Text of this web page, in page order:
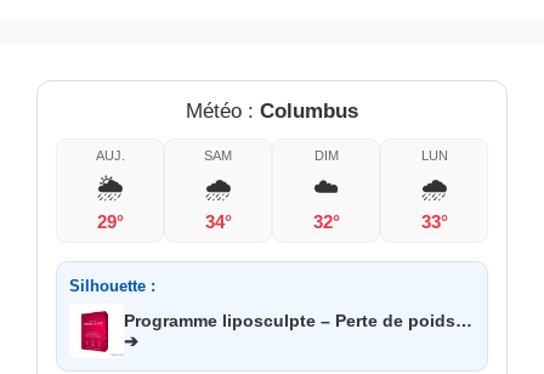
Météo : Columbus
AUJ.
🌦️
29°
SAM
🌧️
34°
DIM
☁️
32°
LUN
🌧️
33°
Silhouette :
Programme liposculpte – Perte de poids…
➔